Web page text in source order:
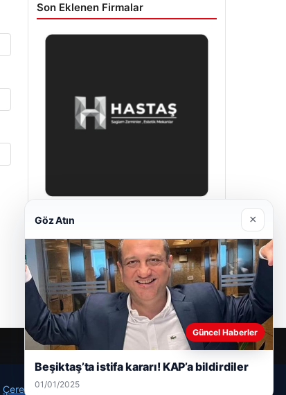
Son Eklenen Firmalar
Enes Kaplan Avukatlık Bürosu
28/04/2026
Çerez Politikamız
Göz Atın ×
Güncel Haberler
Beşiktaş’ta istifa kararı! KAP’a bildirdiler
01/01/2025